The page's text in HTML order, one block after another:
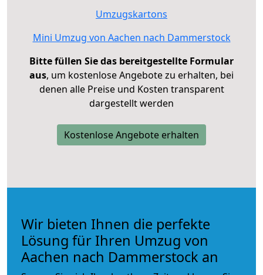
Umzugskartons
Mini Umzug von Aachen nach Dammerstock
Bitte füllen Sie das bereitgestellte Formular
aus, um kostenlose Angebote zu erhalten, bei
denen alle Preise und Kosten transparent
dargestellt werden
Kostenlose Angebote erhalten
Wir bieten Ihnen die perfekte
Lösung für Ihren Umzug von
Aachen nach Dammerstock an